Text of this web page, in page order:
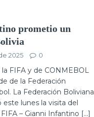
prometio un
2025 0
FIFA y de CONMEBOL
de la Federación
La Federación Boliviana
este lunes la visita del
– Gianni Infantino [...]